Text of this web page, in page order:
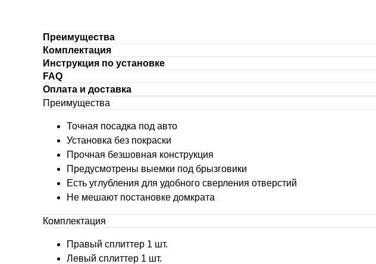
Преимущества
Комплектация
Инструкция по установке
FAQ
Оплата и доставка
Преимущества
Точная посадка под авто
Установка без покраски
Прочная безшовная конструкция
Предусмотрены выемки под брызговики
Есть углубления для удобного сверления отверстий
Не мешают постановке домкрата
Комплектация
Правый сплиттер 1 шт.
Левый сплиттер 1 шт.